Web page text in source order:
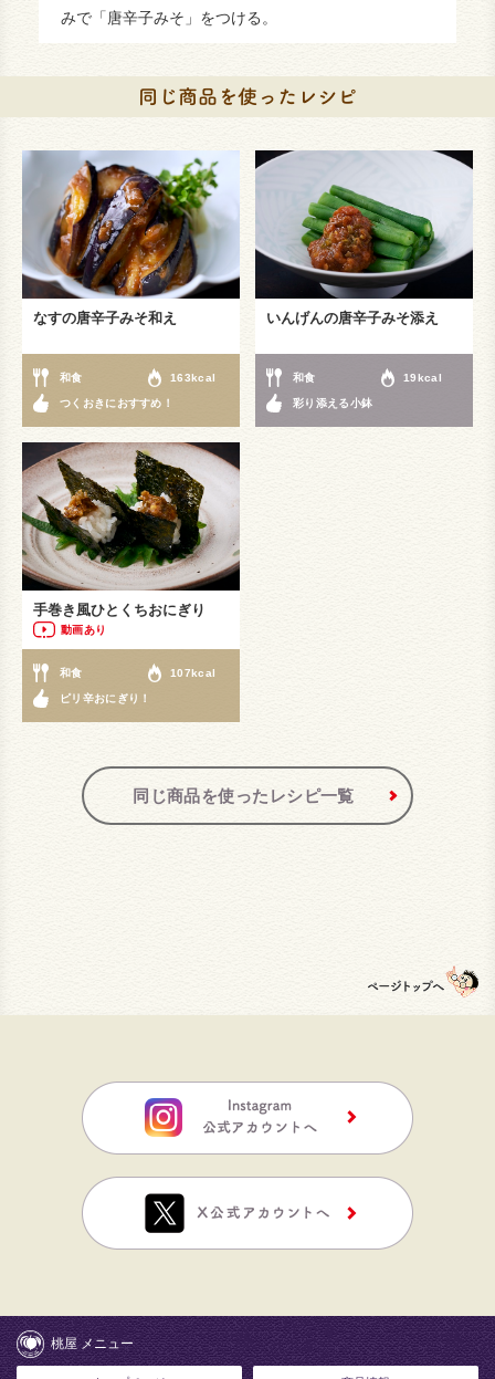
みで「唐辛子みそ」をつける。
なすの唐辛子みそ和え
和食 163kcal
つくおきにおすすめ！
いんげんの唐辛子みそ添え
和食 19kcal
彩り添える小鉢
手巻き風ひとくちおにぎり
動画あり
和食 107kcal
ピリ辛おにぎり！
同じ商品を使ったレシピ一覧
桃屋 メニュー